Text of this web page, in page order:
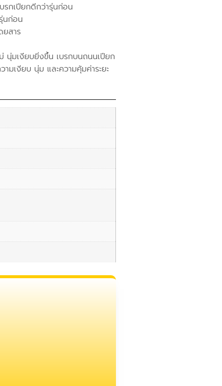
กเปียกดีกว่ารุ่นก่อน
นก่อน
ยสาร
นุ่มเงียบยิ่งขึ้น เบรกบนถนนเปียก
มเงียบ นุ่ม และความคุ้มค่าระยะ